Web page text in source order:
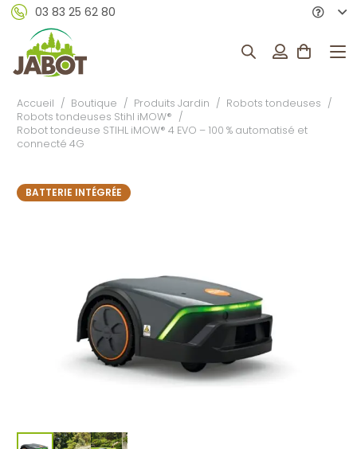
03 83 25 62 80
Accueil / Boutique / Produits Jardin / Robots tondeuses /
Robots tondeuses Stihl iMOW® /
Robot tondeuse STIHL iMOW® 4 EVO – 100 % automatisé et
connecté 4G
BATTERIE INTÉGRÉE